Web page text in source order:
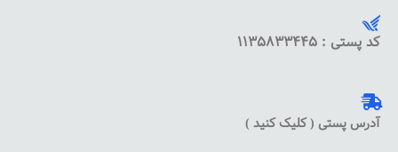
کد پستی : 1135833445
آدرس پستی ( کلیک کنید )